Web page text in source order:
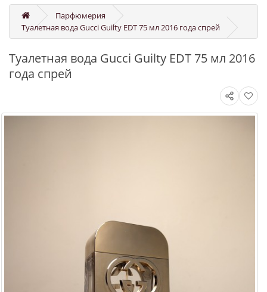
Парфюмерия
Туалетная вода Gucci Guilty EDT 75 мл 2016 года спрей
Туалетная вода Gucci Guilty EDT 75 мл 2016
года спрей